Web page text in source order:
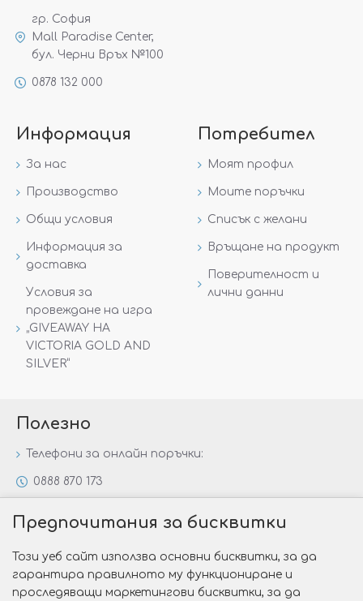
гр. София
Mall Paradise Center,
бул. Черни Връх №100
0878 132 000
Информация
За нас
Производство
Общи условия
Информация за
доставка
Условия за
провеждане на игра
„GIVEAWAY НА
VICTORIA GOLD AND
SILVER“
Потребител
Моят профил
Моите поръчки
Списък с желани
Връщане на продукт
Поверителност и
лични данни
Полезно
Телефони за онлайн поръчки:
0888 870 173
Специални предложения
Защо да изберете Victoria Gold&Silver?
Предпочитания за бисквитки
Този уеб сайт използва основни бисквитки, за да
гарантира правилното му функциониране и
проследяващи маркетингови бисквитки, за да